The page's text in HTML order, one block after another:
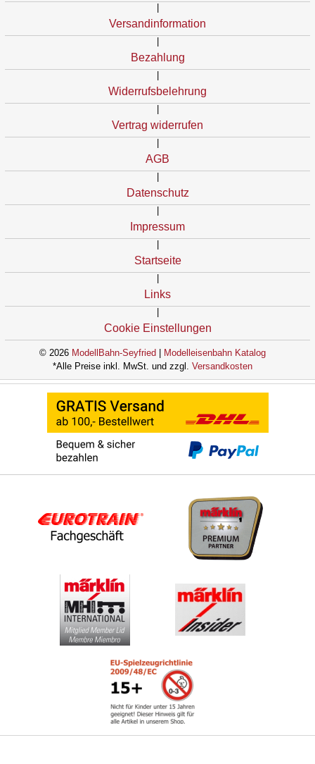
Versandinformation
Bezahlung
Widerrufsbelehrung
Vertrag widerrufen
AGB
Datenschutz
Impressum
Startseite
Links
Cookie Einstellungen
© 2026 ModellBahn-Seyfried
Modelleisenbahn Katalog
*Alle Preise inkl. MwSt. und zzgl. Versandkosten